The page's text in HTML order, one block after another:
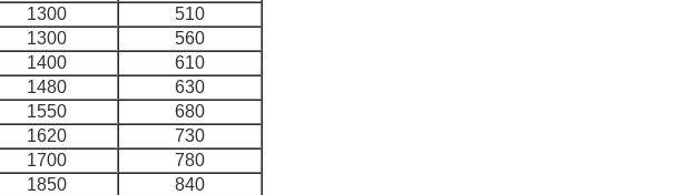
510
1300
560
1300
610
1400
630
1480
680
1550
730
1620
780
1700
840
1850